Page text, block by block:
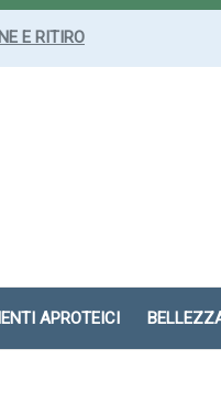
E RITIRO
APROTEICI